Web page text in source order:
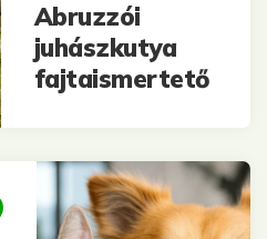
Abruzzói
juhászkutya
fajtaismertető